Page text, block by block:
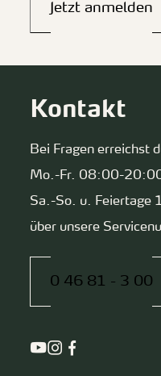
Jetzt anmelden
Kontakt
Bei Fragen erreichst
Mo.-Fr. 08:00-
Sa.-So. u.
über unsere
0 46 81 - 3 00